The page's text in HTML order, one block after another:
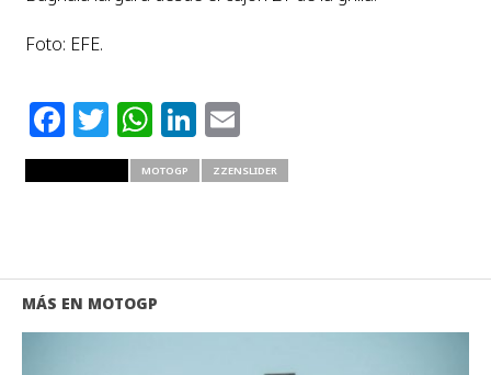
Foto: EFE.
Facebook
Twitter
WhatsApp
LinkedIn
Email
MOTOGP ZZENSLIDER
MÁS EN MOTOGP